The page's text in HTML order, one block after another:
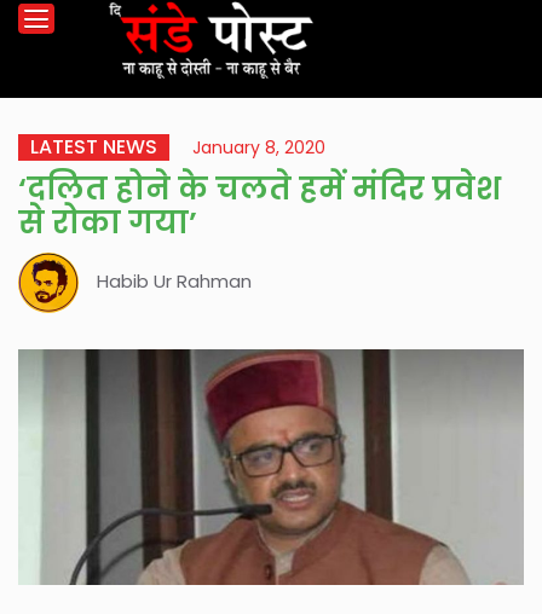
LATEST NEWS January 8, 2020
‘दलित होने के चलते हमें मंदिर प्रवेश
से रोका गया’
Habib Ur Rahman